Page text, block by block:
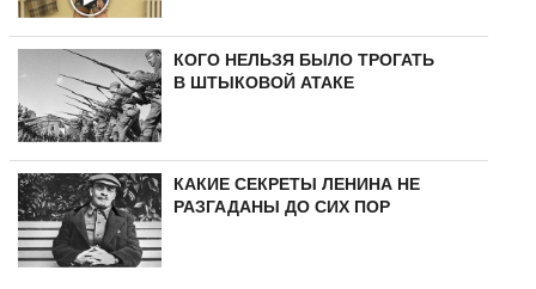
КОГО НЕЛЬЗЯ БЫЛО ТРОГАТЬ
В ШТЫКОВОЙ АТАКЕ
КАКИЕ СЕКРЕТЫ ЛЕНИНА НЕ
РАЗГАДАНЫ ДО СИХ ПОР